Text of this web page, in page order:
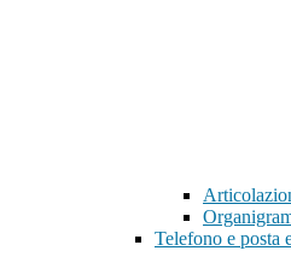
Telefono e posta